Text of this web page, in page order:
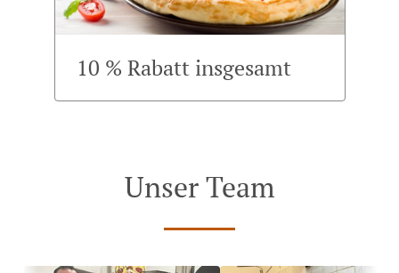
10 % Rabatt insgesamt
Unser Team